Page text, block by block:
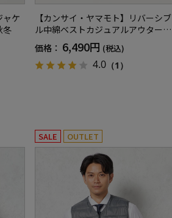
ャケ
冬
【カンサイ・ヤマモト】リバーシブ
ル中綿ベストカジュアルアウター無
地秋冬
価格： 6,490円 (税込)
4.0 （1）
SALE OUTLET